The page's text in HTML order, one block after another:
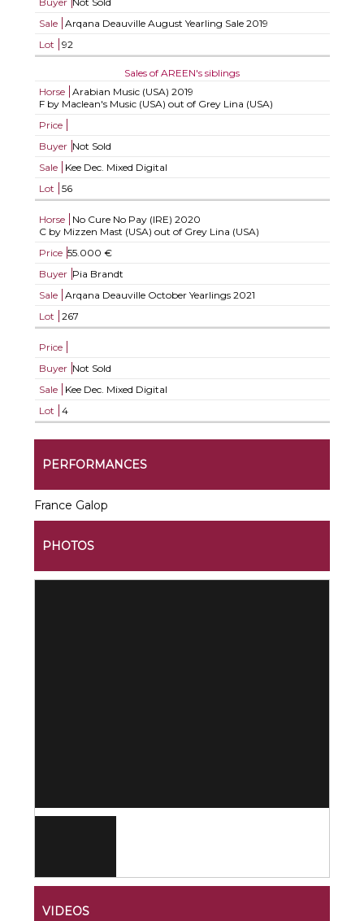
Sale
Arqana Deauville August Yearling Sale 2019
Lot
92
Sales of AREEN's siblings
Horse
Arabian Music (USA) 2019
F by Maclean's Music (USA) out of Grey Lina (USA)
Price
Buyer Not Sold
Sale
Kee Dec. Mixed Digital
Lot
56
Horse No Cure No Pay (IRE) 2020
C by Mizzen Mast (USA) out of Grey Lina (USA)
Price 55.000 €
Buyer Pia Brandt
Sale
Arqana Deauville October Yearlings 2021
Lot
267
Price
Buyer Not Sold
Sale
Kee Dec. Mixed Digital
Lot
4
PERFORMANCES
France Galop
PHOTOS
VIDEOS